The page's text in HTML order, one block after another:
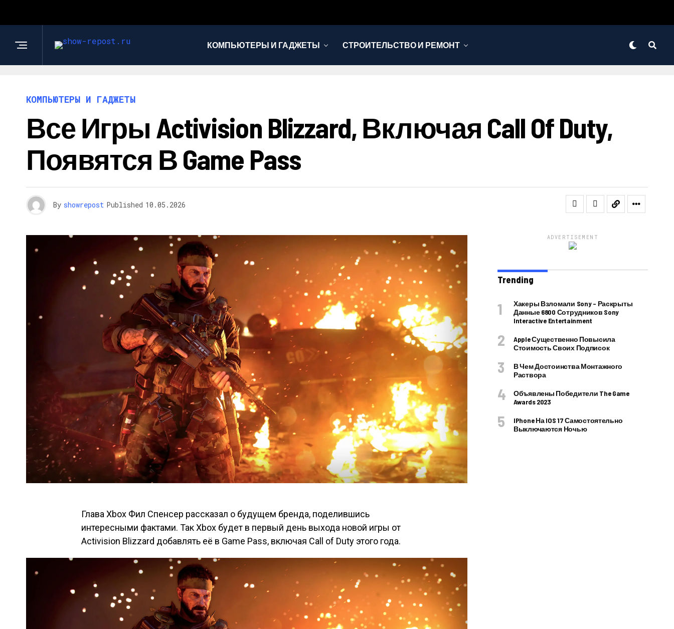
КОМПЬЮТЕРЫ И ГАДЖЕТЫ СТРОИТЕЛЬСТВО И РЕМОНТ
КОМПЬЮТЕРЫ И ГАДЖЕТЫ
Все Игры Activision Blizzard, Включая Call Of Duty,
Появятся В Game Pass
By showrepost Published 10.05.2026
Глава Xbox Фил Спенсер рассказал о будущем бренда, поделившись
интересными фактами. Так Xbox будет в первый день выхода новой игры от
Activision Blizzard добавлять её в Game Pass, включая Call of Duty этого года.
ADVERTISEMENT
Trending
Хакеры Взломали Sony – Раскрыты
Данные 6800 Сотрудников Sony
Interactive Entertainment
Apple Существенно Повысила
Стоимость Своих Подписок
В Чем Достоинства Монтажного
Раствора
Объявлены Победители The Game
Awards 2023
IPhone На IOS 17 Самостоятельно
Выключаются Ночью